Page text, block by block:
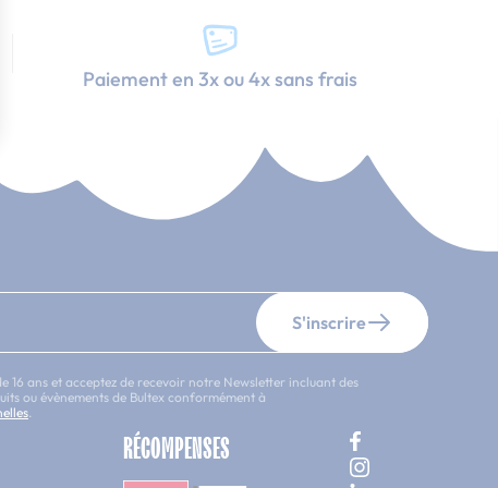
Paiement en 3x ou 4x sans frais
S'inscrire
16 ans et acceptez de recevoir notre Newsletter incluant des
ou évènements de Bultex conformément à
RÉCOMPENSES